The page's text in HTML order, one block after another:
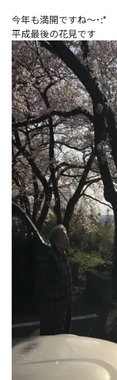
今年も満開ですね〜･:*
平成最後の花見です